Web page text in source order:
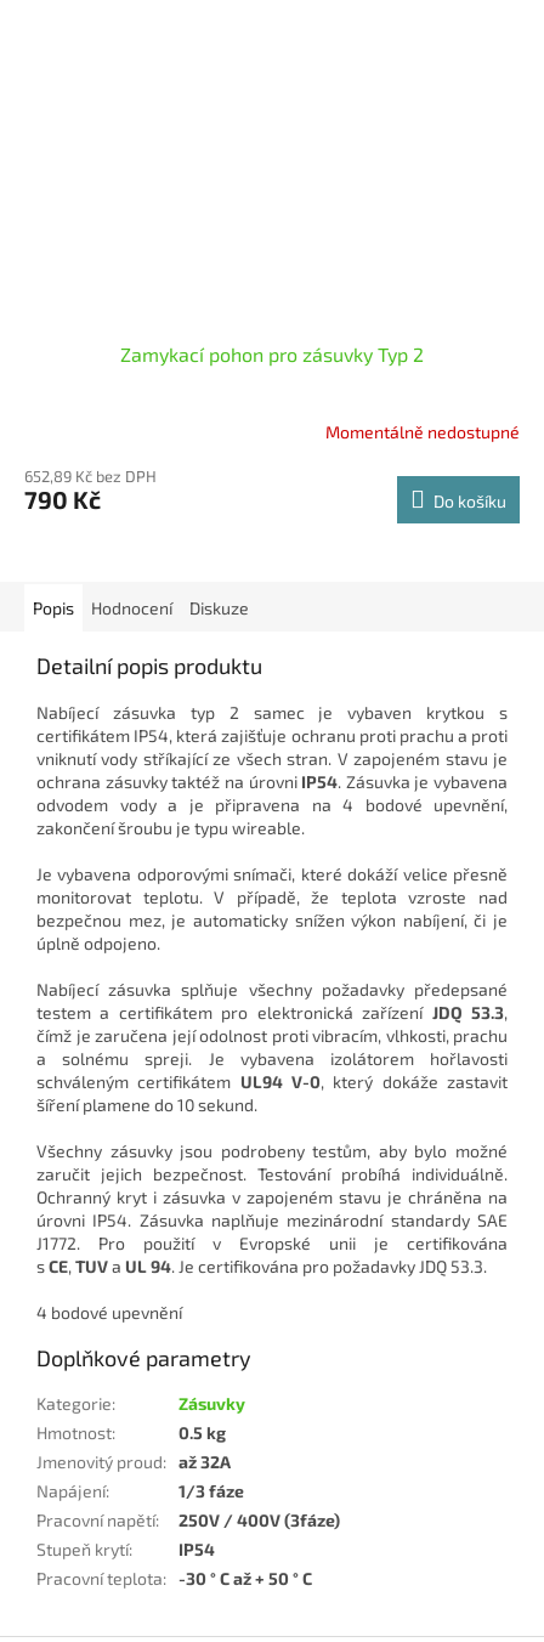
Zamykací pohon pro zásuvky Typ 2
Momentálně nedostupné
652,89 Kč bez DPH
790 Kč Do košíku
Popis Hodnocení Diskuze
Detailní popis produktu
Nabíjecí zásuvka typ 2 samec je vybaven krytkou s
certifikátem IP54, která zajišťuje ochranu proti prachu a proti
vniknutí vody stříkající ze všech stran. V zapojeném stavu je
ochrana zásuvky taktéž na úrovni IP54. Zásuvka je vybavena
odvodem vody a je připravena na 4 bodové upevnění,
zakončení šroubu je typu wireable.
Je vybavena odporovými snímači, které dokáží velice přesně
monitorovat teplotu. V případě, že teplota vzroste nad
bezpečnou mez, je automaticky snížen výkon nabíjení, či je
úplně odpojeno.
Nabíjecí zásuvka splňuje všechny požadavky předepsané
testem a certifikátem pro elektronická zařízení JDQ 53.3,
čímž je zaručena její odolnost proti vibracím, vlhkosti, prachu
a solnému spreji. Je vybavena izolátorem hořlavosti
schváleným certifikátem UL94 V-0, který dokáže zastavit
šíření plamene do 10 sekund.
Všechny zásuvky jsou podrobeny testům, aby bylo možné
zaručit jejich bezpečnost. Testování probíhá individuálně.
Ochranný kryt i zásuvka v zapojeném stavu je chráněna na
úrovni IP54. Zásuvka naplňuje mezinárodní standardy SAE
J1772. Pro použití v Evropské unii je certifikována
sCE, TUVa UL 94. Je certifikována pro požadavky JDQ 53.3.
4 bodové upevnění
Doplňkové parametry
Kategorie:
Zásuvky
Hmotnost:
0.5 kg
Jmenovitý proud: až 32A
Napájení:
1/3 fáze
Pracovní napětí:
250V / 400V (3fáze)
Stupeň krytí:
IP54
Pracovní teplota: -30 ° C až + 50 ° C